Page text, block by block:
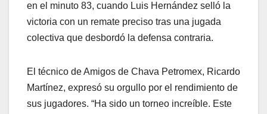
en el minuto 83, cuando Luis Hernández selló la
victoria con un remate preciso tras una jugada
colectiva que desbordó la defensa contraria.
El técnico de Amigos de Chava Petromex, Ricardo
Martínez, expresó su orgullo por el rendimiento de
sus jugadores. “Ha sido un torneo increíble. Este